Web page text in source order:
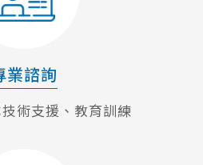
業諮詢
術支援、教育訓練